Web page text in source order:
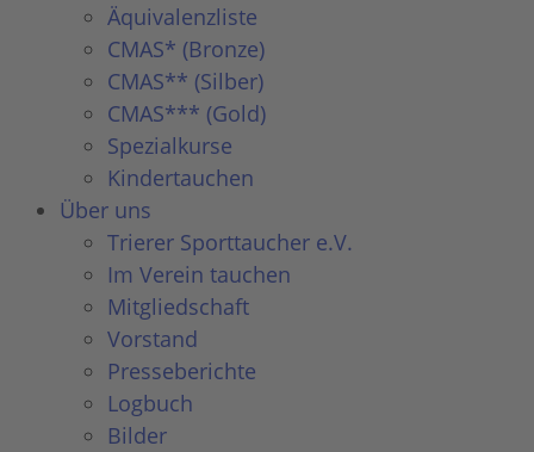
Äquivalenzliste
CMAS* (Bronze)
CMAS** (Silber)
CMAS*** (Gold)
Spezialkurse
Kindertauchen
Über uns
Trierer Sporttaucher e.V.
Im Verein tauchen
Mitgliedschaft
Vorstand
Presseberichte
Logbuch
Bilder